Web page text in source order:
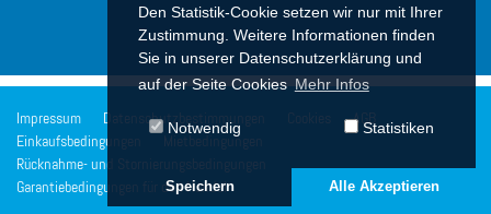
Den Statistik-Cookie setzen wir nur mit Ihrer
Zustimmung. Weitere Informationen finden
Sie in unserer Datenschutzerklärung und
auf der Seite CookiesMehr Infos
Notwendig Statistiken
Speichern Alle Akzeptieren
Impressum Datenschutzbestimmungen
AGB
Einkaufsbedingungen
Mietbedingungen
Rücknahme- und Stornierungsbedingungen
Garantiebedingungen für den Handel